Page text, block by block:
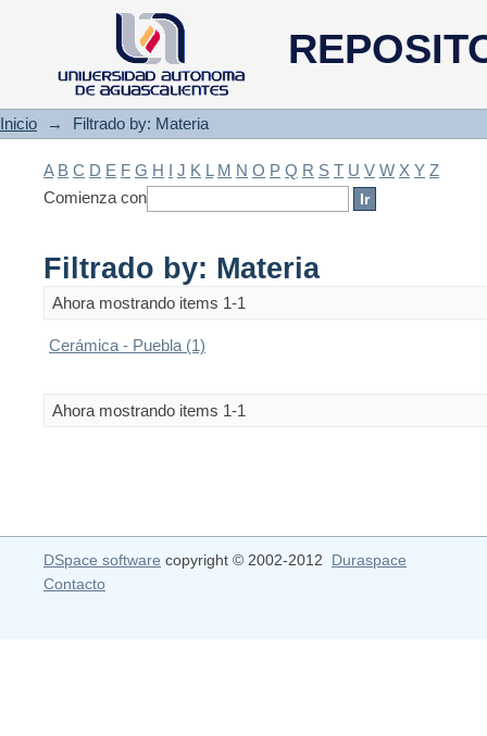
Filtrado by: Materia
Inicio → Filtrado by: Materia
A B C D E F G H I J K L M N O P Q R S T U V W X Y Z
Comienza con
Filtrado by: Materia
Ahora mostrando items 1-1
Cerámica - Puebla (1)
Ahora mostrando items 1-1
DSpace software copyright © 2002-2012 Duraspace
Contacto